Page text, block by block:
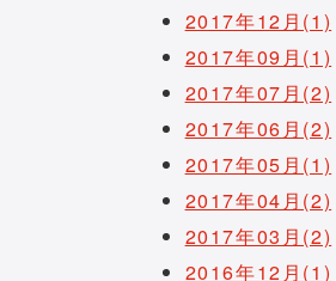
2017年12月(1)
2017年09月(1)
2017年07月(2)
2017年06月(2)
2017年05月(1)
2017年04月(2)
2017年03月(2)
2016年12月(1)